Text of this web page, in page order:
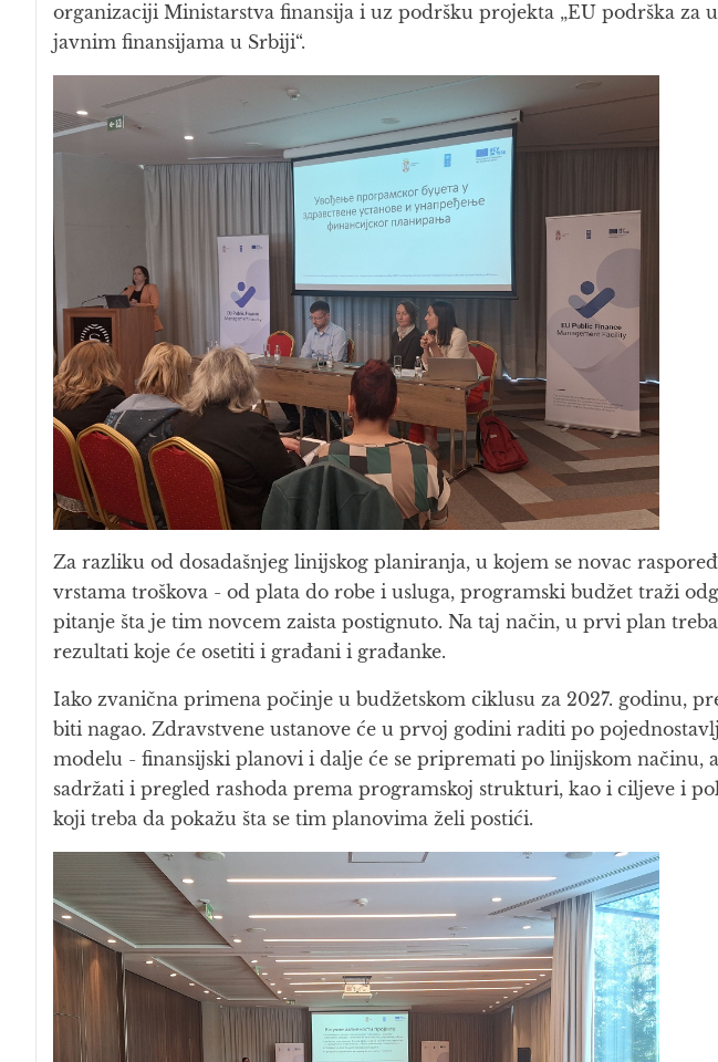
organizaciji Ministarstva finansija i uz podršku projekta „EU podrška za
javnim finansijama u Srbiji“.
Za razliku od dosadašnjeg linijskog planiranja, u kojem se novac
vrstama troškova - od plata do robe i usluga, programski budžet traži
pitanje šta je tim novcem zaista postignuto. Na taj način, u prvi plan
rezultati koje će osetiti i građani i građanke.
Iako zvanična primena počinje u budžetskom ciklusu za 2027. godinu,
biti nagao. Zdravstvene ustanove će u prvoj godini raditi po
modelu - finansijski planovi i dalje će se pripremati po linijskom načinu,
sadržati i pregled rashoda prema programskoj strukturi, kao i ciljeve i
koji treba da pokažu šta se tim planovima želi postići.